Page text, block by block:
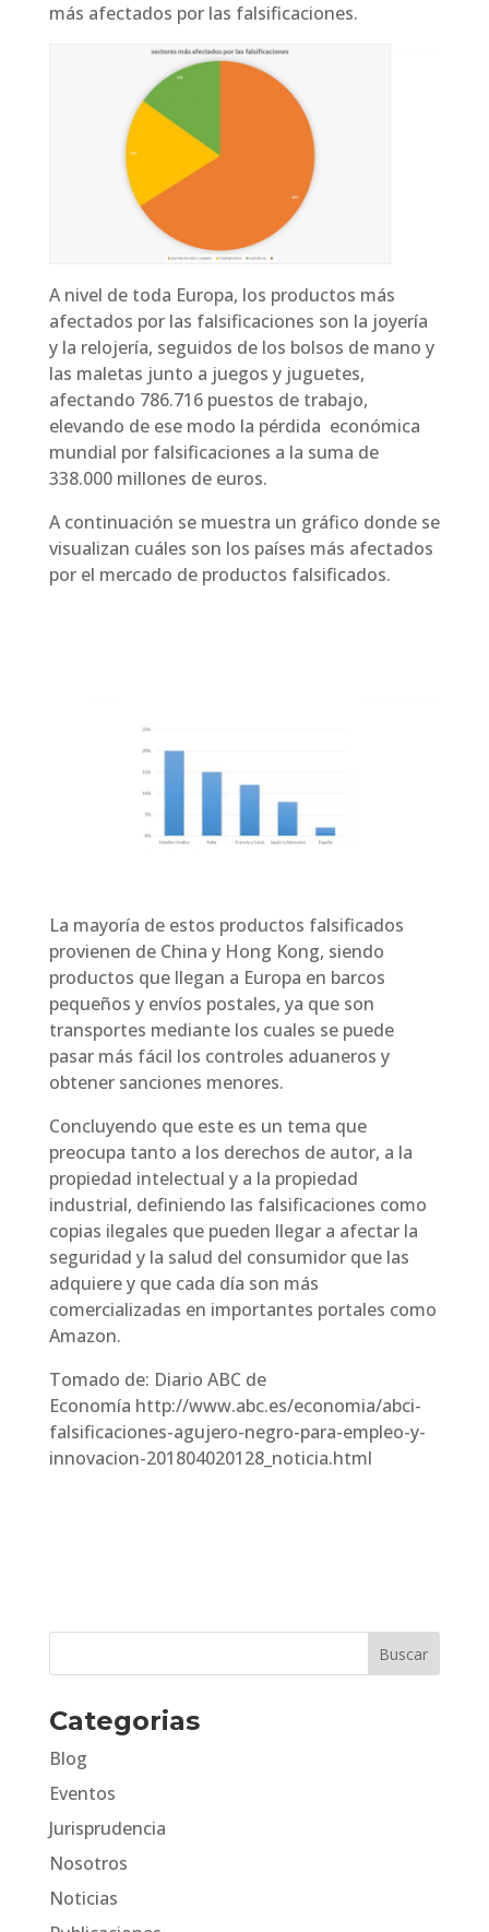
más afectados por las falsificaciones.
A nivel de toda Europa, los productos más
afectados por las falsificaciones son la joyería
y la relojería, seguidos de los bolsos de mano y
las maletas junto a juegos y juguetes,
afectando 786.716 puestos de trabajo,
elevando de ese modo la pérdida económica
mundial por falsificaciones a la suma de
338.000 millones de euros.
A continuación se muestra un gráfico donde se
visualizan cuáles son los países más afectados
por el mercado de productos falsificados.
La mayoría de estos productos falsificados
provienen de China y Hong Kong, siendo
productos que llegan a Europa en barcos
pequeños y envíos postales, ya que son
transportes mediante los cuales se puede
pasar más fácil los controles aduaneros y
obtener sanciones menores.
Concluyendo que este es un tema que
preocupa tanto a los derechos de autor, a la
propiedad intelectual y a la propiedad
industrial, definiendo las falsificaciones como
copias ilegales que pueden llegar a afectar la
seguridad y la salud del consumidor que las
adquiere y que cada día son más
comercializadas en importantes portales como
Amazon.
Tomado de: Diario ABC de
Economía http://www.abc.es/economia/abci-
falsificaciones-agujero-negro-para-empleo-y-
innovacion-201804020128_noticia.html
Categorias
Blog
Eventos
Jurisprudencia
Nosotros
Noticias